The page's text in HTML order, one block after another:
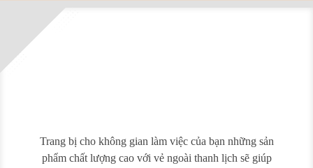
Trang bị cho không gian làm việc của bạn những sản
phẩm chất lượng cao với vẻ ngoài thanh lịch sẽ giúp